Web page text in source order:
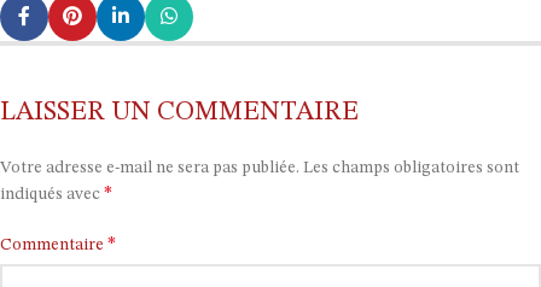
LAISSER UN COMMENTAIRE
Votre adresse e-mail ne sera pas publiée. Les champs obligatoires sont
indiqués avec *
Commentaire *